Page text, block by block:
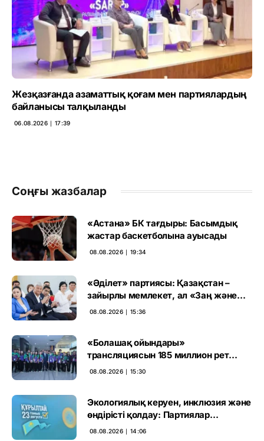
Жезқазғанда азаматтық қоғам мен партиялардың
байланысы талқыланды
06.08.2026 ∣ 17:39
Соңғы жазбалар
«Астана» БК тағдыры: Басымдық
жастар баскетболына ауысады
08.08.2026 ∣ 19:34
«Әділет» партиясы: Қазақстан –
зайырлы мемлекет, ал «Заң және
тәртіп» қағидаты баршаға міндетті
08.08.2026 ∣ 15:36
«Болашақ ойындары»
трансляциясын 185 миллион рет
көрген
08.08.2026 ∣ 15:30
Экологиялық керуен, инклюзия және
өндірісті қолдау: Партиялар
өңірлерде қандай мәселе көтерді
08.08.2026 ∣ 14:06